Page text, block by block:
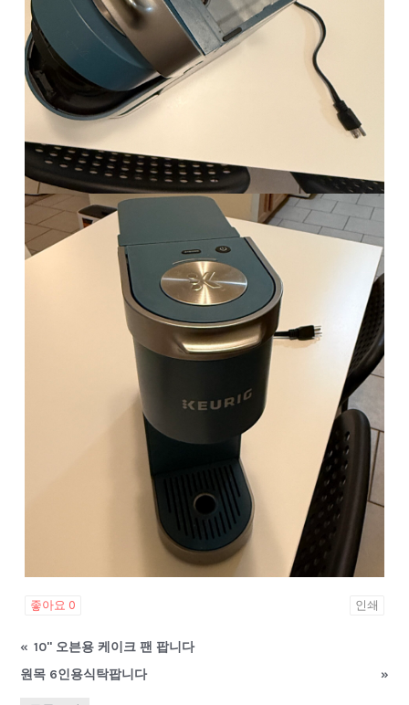
좋아요 0 인쇄
« 10" 오븐용 케이크 팬 팝니다
원목 6인용식탁팝니다
»